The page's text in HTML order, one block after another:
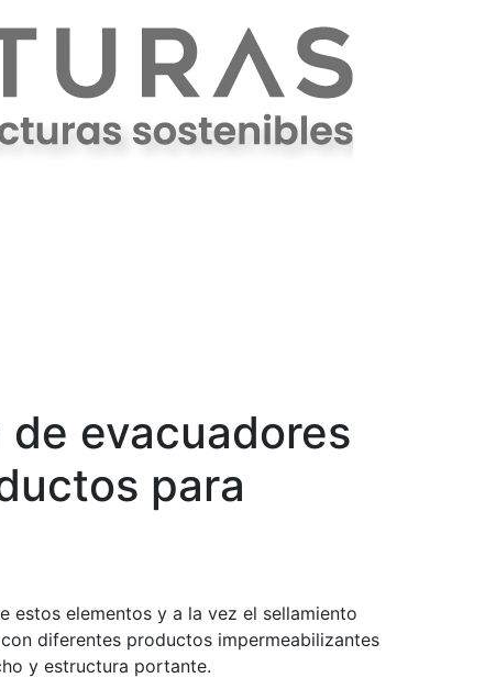
evacuadores
para
estos elementos y a la vez el sellamiento
diferentes productos impermeabilizantes
y estructura portante.